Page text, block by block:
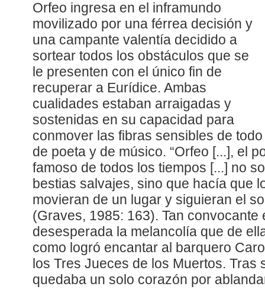
Orfeo ingresa en el inframundo
movilizado por una férrea decisión y
una campante valentía decidido a
sortear todos los obstáculos que se
le presenten con el único fin de
recuperar a Eurídice. Ambas
cualidades estaban arraigadas y
sostenidas en su capacidad para
conmover las fibras sensibles de
de poeta y de músico. “Orfeo [...], el
famoso de todos los tiempos [...] no
bestias salvajes, sino que hacía que
movieran de un lugar y siguieran el
(Graves, 1985: 163). Tan convocante
desesperada la melancolía que de
como logró encantar al barquero
los Tres Jueces de los Muertos. Tras
quedaba un solo corazón por